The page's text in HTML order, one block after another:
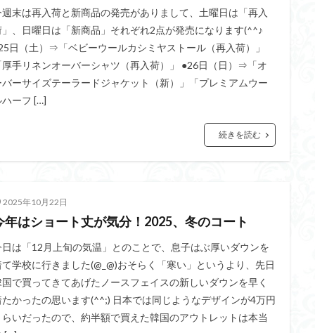
週末は再入荷と新商品の発売がありまして、土曜日は「再入
」、日曜日は「新商品」それぞれ2点が発売になります(^^♪
日（土）⇒「ベビーウールカシミヤストール（再入荷）」
厚手リネンオーバーシャツ（再入荷）」 ●26日（日）⇒「オ
バーサイズテーラードジャケット（新）」「プレミアムウー
ハーフ […]
続きを読む
2025年10月22日
年はショート丈が気分！2025、冬のコート
日は「12月上旬の気温」とのことで、息子はぶ厚いダウンを
学校に行きました(@_@)おそらく「寒い」というより、先日
国で買ってきてあげたノースフェイスの新しいダウンを早く
たかったの思います(^^;) 日本では同じようなデザインが4万円
らいだったので、約半額で買えた韓国のアウトレットは本当